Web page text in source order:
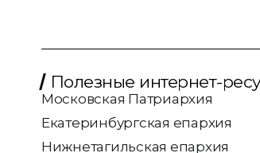
Полезные интернет-
Московская Патриархия
Екатеринбургская епархия
Нижнетагильская епархия